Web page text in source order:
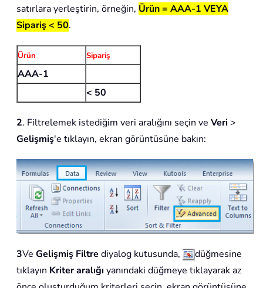
satırlara yerleştirin, örneğin, Ürün = AAA-1 VEYA
Sipariş < 50.
Ürün Sipariş
AAA-1
< 50
2. Filtrelemek istediğim veri aralığını seçin ve Veri >
Gelişmiş'e tıklayın, ekran görüntüsüne bakın:
3Ve Gelişmiş Filtre diyalog kutusunda,
düğmesine
tıklayın Kriter aralığı yanındaki düğmeye tıklayarak az